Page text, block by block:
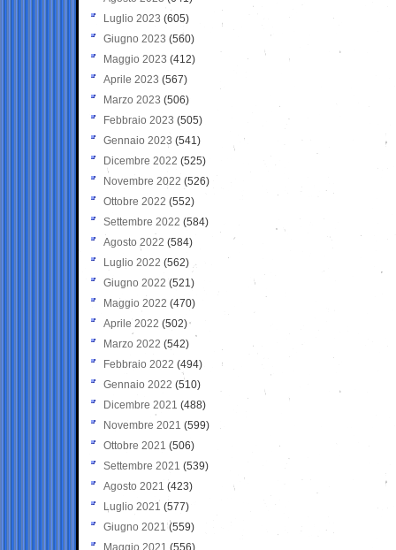
Luglio 2023 (605)
Giugno 2023 (560)
Maggio 2023 (412)
Aprile 2023 (567)
Marzo 2023 (506)
Febbraio 2023 (505)
Gennaio 2023 (541)
Dicembre 2022 (525)
Novembre 2022 (526)
Ottobre 2022 (552)
Settembre 2022 (584)
Agosto 2022 (584)
Luglio 2022 (562)
Giugno 2022 (521)
Maggio 2022 (470)
Aprile 2022 (502)
Marzo 2022 (542)
Febbraio 2022 (494)
Gennaio 2022 (510)
Dicembre 2021 (488)
Novembre 2021 (599)
Ottobre 2021 (506)
Settembre 2021 (539)
Agosto 2021 (423)
Luglio 2021 (577)
Giugno 2021(559)
Maggio 2021 (556)